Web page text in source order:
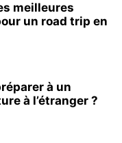
meilleures
un road trip en
à un
à l’étranger ?